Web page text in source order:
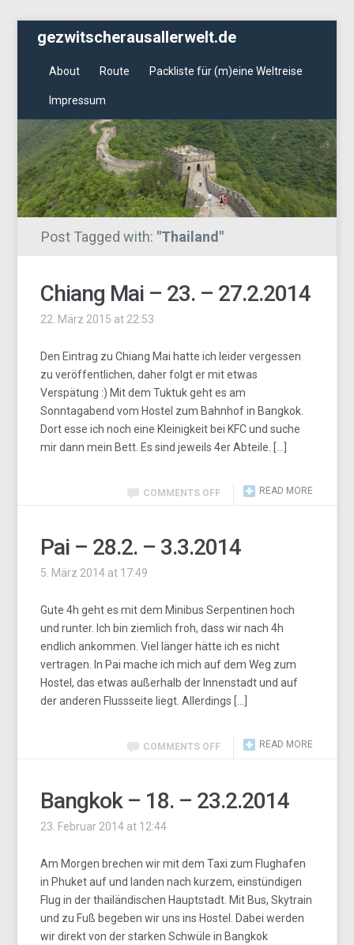
gezwitscherausallerwelt.de
About Route Packliste für (m)eine Weltreise
Impressum
Post Tagged with: "Thailand"
Chiang Mai – 23. – 27.2.2014
22. März 2015 at 22:53
Den Eintrag zu Chiang Mai hatte ich leider vergessen
zu veröffentlichen, daher folgt er mit etwas
Verspätung :) Mit dem Tuktuk geht es am
Sonntagabend vom Hostel zum Bahnhof in Bangkok.
Dort esse ich noch eine Kleinigkeit bei KFC und suche
mir dann mein Bett. Es sind jeweils 4er Abteile. […]
READ MORE
COMMENTS OFF
Pai – 28.2. – 3.3.2014
5. März 2014 at 17:49
Gute 4h geht es mit dem Minibus Serpentinen hoch
und runter. Ich bin ziemlich froh, dass wir nach 4h
endlich ankommen. Viel länger hätte ich es nicht
vertragen. In Pai mache ich mich auf dem Weg zum
Hostel, das etwas außerhalb der Innenstadt und auf
der anderen Flussseite liegt. Allerdings […]
READ MORE
COMMENTS OFF
Bangkok – 18. – 23.2.2014
23. Februar 2014 at 12:44
Am Morgen brechen wir mit dem Taxi zum Flughafen
in Phuket auf und landen nach kurzem, einstündigen
Flug in der thailändischen Hauptstadt. Mit Bus, Skytrain
und zu Fuß begeben wir uns ins Hostel. Dabei werden
wir direkt von der starken Schwüle in Bangkok